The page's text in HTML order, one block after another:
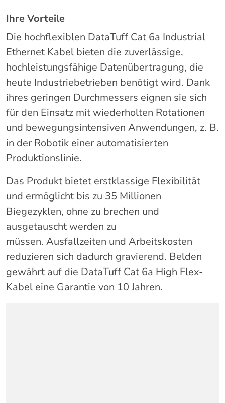
Ihre Vorteile
Die hochflexiblen DataTuff Cat 6a Industrial
Ethernet Kabel bieten die zuverlässige,
hochleistungsfähige Datenübertragung, die
heute Industriebetrieben benötigt wird. Dank
ihres geringen Durchmessers eignen sie sich
für den Einsatz mit wiederholten Rotationen
und bewegungsintensiven Anwendungen, z. B.
in der Robotik einer automatisierten
Produktionslinie.
Das Produkt bietet erstklassige Flexibilität
und ermöglicht bis zu 35 Millionen
Biegezyklen, ohne zu brechen und
ausgetauscht werden zu
müssen. Ausfallzeiten und Arbeitskosten
reduzieren sich dadurch gravierend. Belden
gewährt auf die DataTuff Cat 6a High Flex-
Kabel eine Garantie von 10 Jahren.